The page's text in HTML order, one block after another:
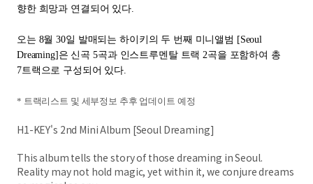
향한 희망과 연결되어 있다.
오는 8월 30일 발매되는 하이키의 두 번째 미니앨범 [Seoul
Dreaming] 은 신곡 5곡과 인스트루멘탈 트랙 2곡을 포함하여 총
7트랙으로 구성되어 있다.
* 트랙리스트 및 세부정보 추후 업데이트 예정
H1-KEY's 2nd Mini Album [Seoul Dreaming]
This album tells the story of those dreaming in Seoul.
Reality may not hold magic, yet within it, we conjure dreams